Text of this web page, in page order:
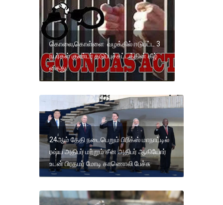
கொலை,கொள்ளை வழக்கில் ஈடுபட்ட 3
நபர்கள் குண்டர் தடுப்புச்சட்டத்தின் கீழ்
கைது.
24ஆம் தேதி நடைபெறும் பிரிக்ஸ் மாநாட்டில்
ரஷ்ய அதிபர் மற்றும் சீன அதிபர் ஆகியோர்
உடன் பிரதமர் மோடி காணொலி பேச்சு